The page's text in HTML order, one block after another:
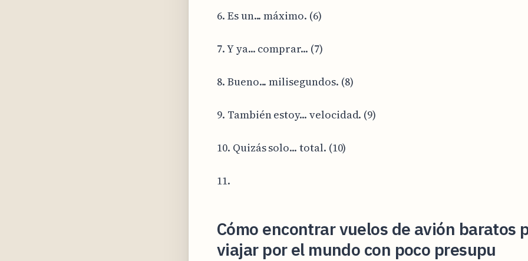
6. Es un... máximo. (6)
7. Y ya... comprar... (7)
8. Bueno... milisegundos. (8)
9. También estoy... velocidad. (9)
10. Quizás solo... total. (10)
11.
Cómo encontrar vuelos de avión baratos
viajar por el mundo con poco presupu